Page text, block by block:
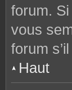
forum.
vous
forum
Haut